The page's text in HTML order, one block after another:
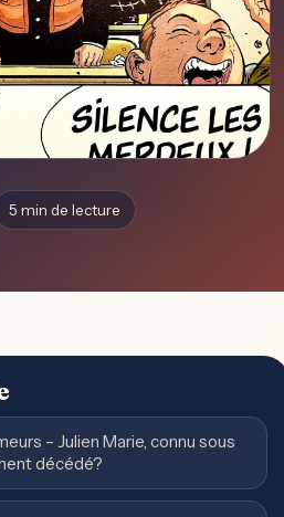
5 min de lecture
– Julien Marie, connu sous
décédé?